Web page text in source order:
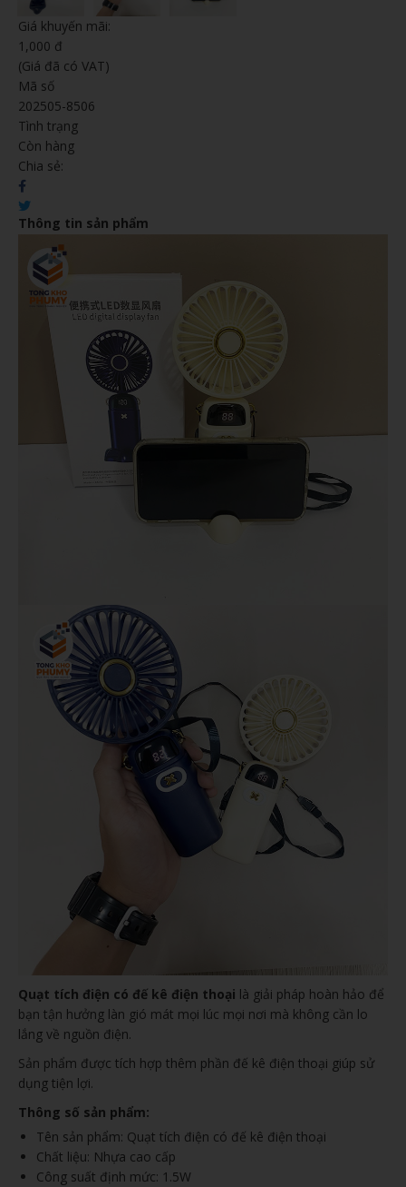
Giá khuyến mãi:
1,000 đ
(Giá đã có VAT)
Mã số
202505-8506
Tình trạng
Còn hàng
Chia sẻ:
Thông tin sản phẩm
Quạt tích điện có đế kê điện thoại là giải pháp hoàn hảo để
bạn tận hưởng làn gió mát mọi lúc mọi nơi mà không cần lo
lắng về nguồn điện.
Sản phẩm được tích hợp thêm phần đế kê điện thoại giúp sử
dụng tiện lợi.
Thông số sản phẩm:
Tên sản phẩm: Quạt tích điện có đế kê điện thoại
Chất liệu: Nhựa cao cấp
Công suất định mức: 1.5W